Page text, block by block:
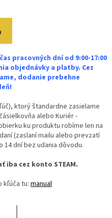
pracovných dní od 9:00-17:00
objednávky a platby. Cez
dodanie prebehne
ktorý štandardne zasielame
alebo Kuriér -
ku produktu robíme len na
(zaslaní mailu alebo prevzatí
dní bez udania dôvodu.
cez konto STEAM.
kľúča tu: manual